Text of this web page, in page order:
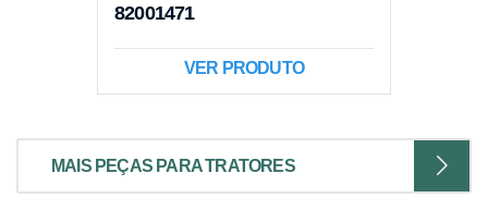
82001471
VER PRODUTO
MAIS PEÇAS PARA TRATORES